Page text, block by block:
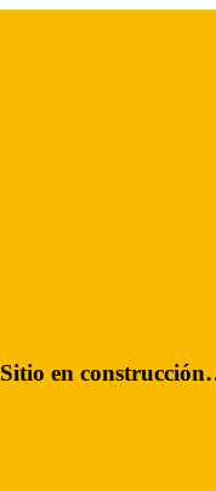
Sitio en